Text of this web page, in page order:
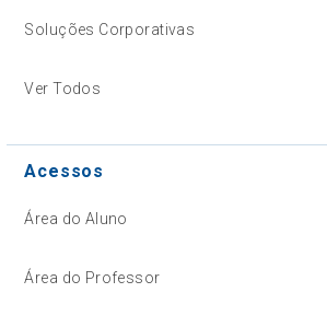
Soluções Corporativas
Ver Todos
Acessos
Área do Aluno
Área do Professor